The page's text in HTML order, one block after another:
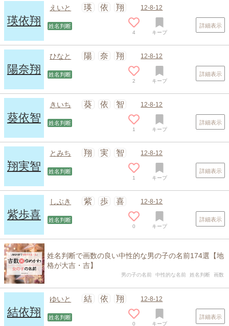
瑛依翔
えいと 瑛 依 翔 12-8-12
姓名判断
4 キープ
詳細表示
陽奈翔
ひなと 陽 奈 翔 12-8-12
姓名判断
2 キープ
詳細表示
葵依智
きいち 葵 依 智 12-8-12
姓名判断
1 キープ
詳細表示
翔実智
とみち 翔 実 智 12-8-12
姓名判断
1 キープ
詳細表示
紫歩喜
しぶき 紫 歩 喜 12-8-12
姓名判断
0 キープ
詳細表示
姓名判断で画数の良い中性的な男の子の名前174選【地
格が大吉・吉】
男の子の名前 中性的な名前 姓名判断 画数
結依翔
ゆいと 結 依 翔 12-8-12
姓名判断
0 キープ
詳細表示